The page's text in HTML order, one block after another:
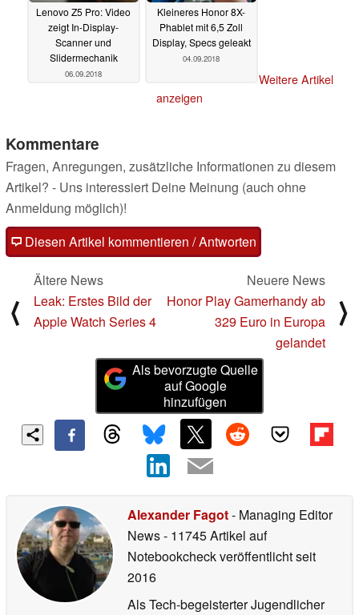
Lenovo Z5 Pro: Video
zeigt In-Display-
Scanner und
Slidermechanik
06.09.2018
Kleineres Honor 8X-
Phablet mit 6,5 Zoll
Display, Specs geleakt
04.09.2018
Weitere Artikel
anzeigen
Kommentare
Fragen, Anregungen, zusätzliche Informationen zu diesem
Artikel? - Uns interessiert Deine Meinung (auch ohne
Anmeldung möglich)!
Diesen Artikel kommentieren / Antworten
⟨
Ältere News
Leak: Erstes Bild der
Apple Watch Series 4
Neuere News
Honor Play Gamerhandy ab
329 Euro in Europa
gelandet
⟩
Als bevorzugte Quelle
auf Google
hinzufügen
Alexander Fagot- Managing Editor
News- 11745 Artikel auf
Notebookcheck veröffentlichtseit
2016
Als Tech-begeisterter Jugendlicher